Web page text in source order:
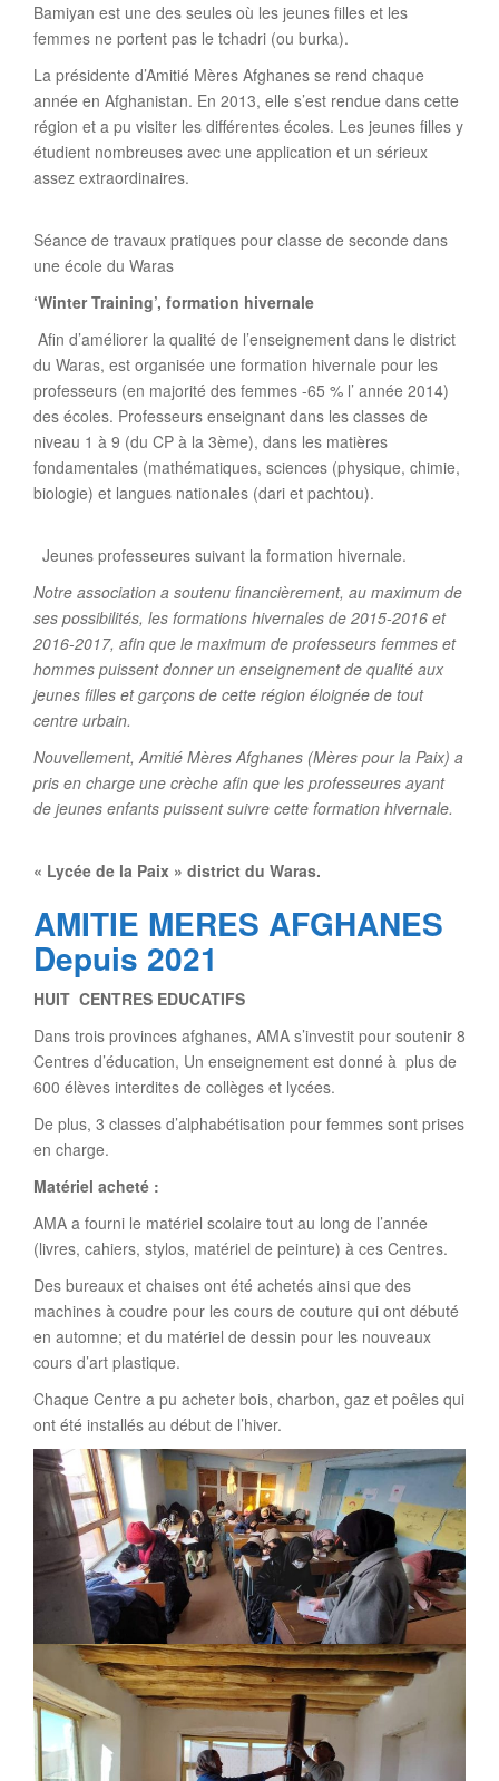
Bamiyan est une des seules où les jeunes filles et les
femmes ne portent pas le tchadri (ou burka).
La présidente d’Amitié Mères Afghanes se rend chaque
année en Afghanistan. En 2013, elle s’est rendue dans cette
région et a pu visiter les différentes écoles. Les jeunes filles y
étudient nombreuses avec une application et un sérieux
assez extraordinaires.
Séance de travaux pratiques pour classe de seconde dans
une école du Waras
‘Winter Training’, formation hivernale
Afin d’améliorer la qualité de l’enseignement dans le district
du Waras, est organisée une formation hivernale pour les
professeurs (en majorité des femmes -65 % l’ année 2014)
des écoles. Professeurs enseignant dans les classes de
niveau 1 à 9 (du CP à la 3ème), dans les matières
fondamentales (mathématiques, sciences (physique, chimie,
biologie) et langues nationales (dari et pachtou).
Jeunes professeures suivant la formation hivernale.
Notre association a soutenu financièrement, au maximum de
ses possibilités, les formations hivernales de 2015-2016 et
2016-2017, afin que le maximum de professeurs femmes et
hommes puissent donner un enseignement de qualité aux
jeunes filles et garçons de cette région éloignée de tout
centre urbain.
Nouvellement, Amitié Mères Afghanes (Mères pour la Paix) a
pris en charge une crèche afin que les professeures ayant
de jeunes enfants puissent suivre cette formation hivernale.
« Lycée de la Paix » district du Waras.
AMITIE MERES AFGHANES
Depuis 2021
HUIT CENTRES EDUCATIFS
Dans trois provinces afghanes, AMA s’investit pour soutenir 8
Centres d’éducation, Un enseignement est donné à plus de
600 élèves interdites de collèges et lycées.
De plus, 3 classes d’alphabétisation pour femmes sont prises
en charge.
Matériel acheté :
AMA a fourni le matériel scolaire tout au long de l’année
(livres, cahiers, stylos, matériel de peinture) à ces Centres.
Des bureaux et chaises ont été achetés ainsi que des
machines à coudre pour les cours de couture qui ont débuté
en automne; et du matériel de dessin pour les nouveaux
cours d’art plastique.
Chaque Centre a pu acheter bois, charbon, gaz et poêles qui
ont été installés au début de l’hiver.